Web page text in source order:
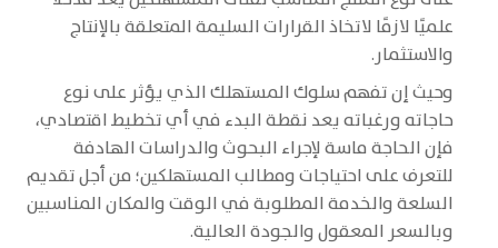
علميًا لازمًا لاتخاذ القرارات السليمة المتعلقة بالإنتاج
والاستثمار.
وحيث إن تفهم سلوك المستهلك الذي يؤثر على نوع
حاجاته ورغباته يعد نقطة البدء في أي تخطيط اقتصادي،
فإن الحاجة ماسة لإجراء البحوث والدراسات الهادفة
للتعرف على احتياجات ومطالب المستهلكين؛ من أجل تقديم
السلعة والخدمة المطلوبة في الوقت والمكان المناسبين
وبالسعر المعقول والجودة العالية.